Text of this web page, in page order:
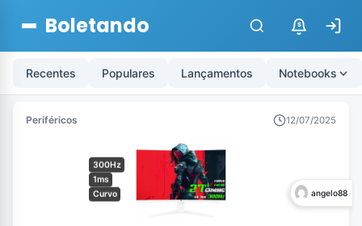
Boletando $
Recentes Populares Lançamentos Notebooks
Periféricos 12/07/2025
300Hz
1ms
Curvo
angelo88